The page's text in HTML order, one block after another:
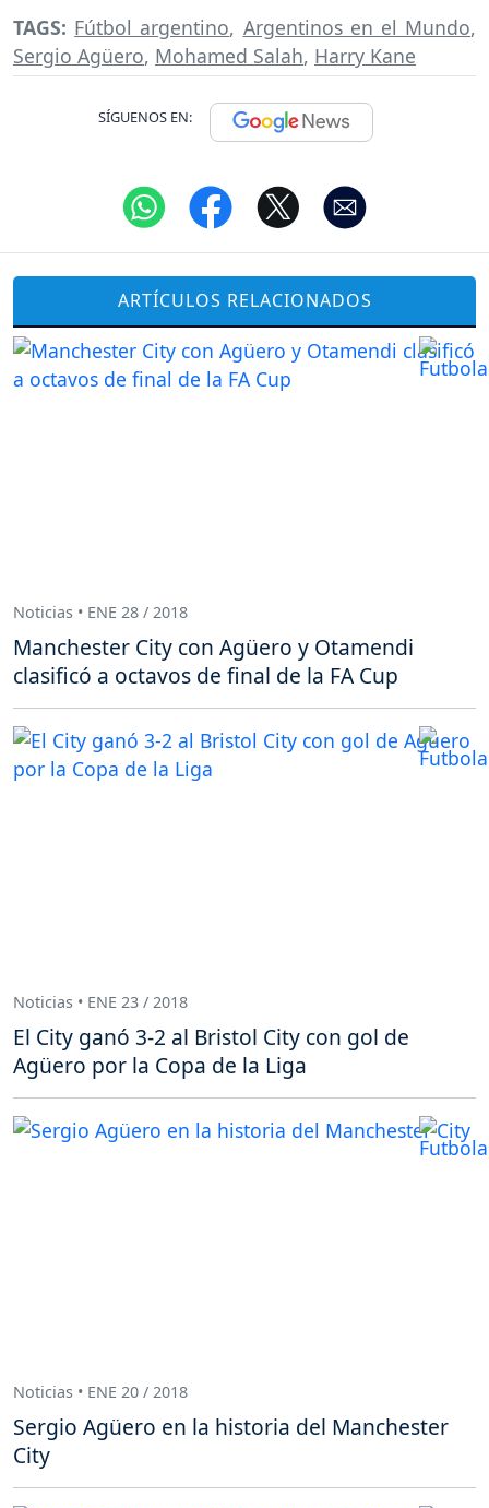
TAGS: Fútbol argentino, Argentinos en el Mundo,
Sergio Agüero, Mohamed Salah, Harry Kane
SÍGUENOS EN:
ARTÍCULOS RELACIONADOS
Noticias • ENE 28 / 2018
Manchester City con Agüero y Otamendi
clasificó a octavos de final de la FA Cup
Noticias • ENE 23 / 2018
El City ganó 3-2 al Bristol City con gol de
Agüero por la Copa de la Liga
Noticias • ENE 20 / 2018
Sergio Agüero en la historia del Manchester
City